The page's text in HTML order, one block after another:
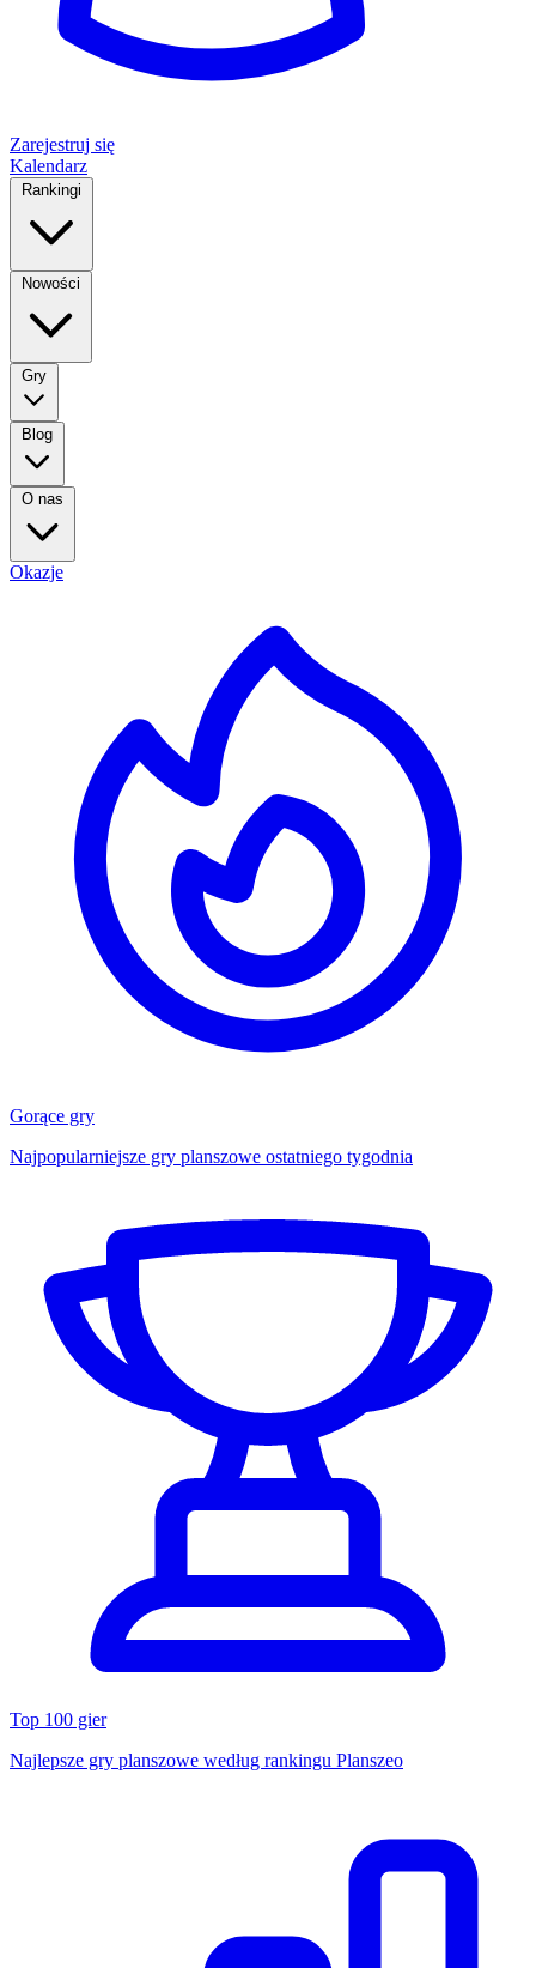
Zarejestruj się
Kalendarz
Rankingi
Nowości
Gry
Blog
O nas
Okazje
Gorące gry
Najpopularniejsze gry planszowe ostatniego tygodnia
Top 100 gier
Najlepsze gry planszowe według rankingu Planszeo